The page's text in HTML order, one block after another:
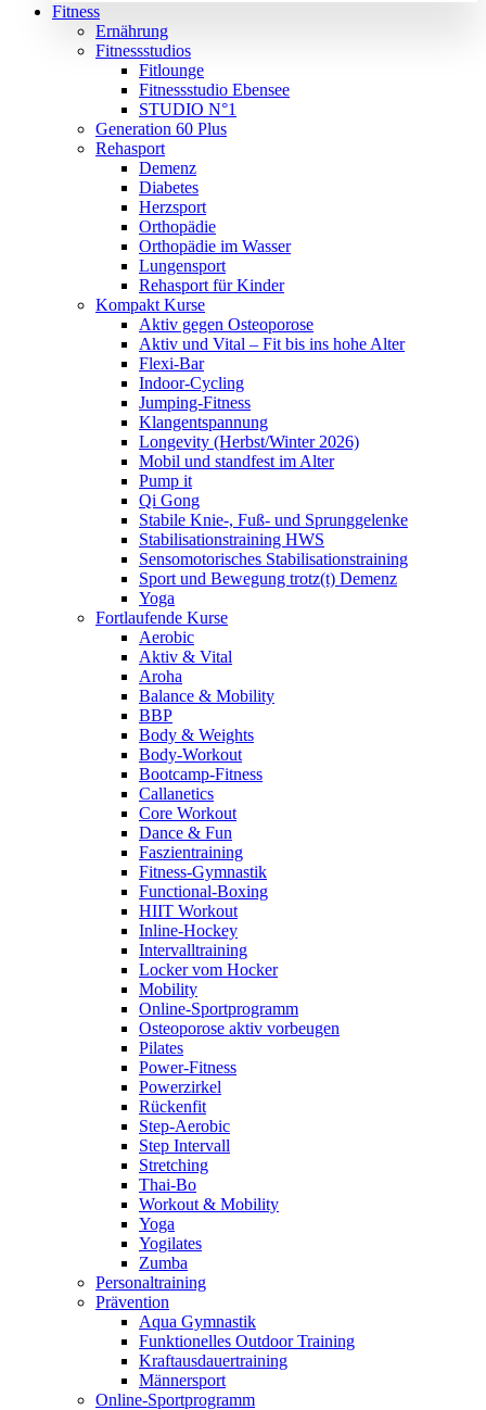
Fitness
Ernährung
Fitnessstudios
Fitlounge
Fitnessstudio Ebensee
STUDIO N°1
Generation 60 Plus
Rehasport
Demenz
Diabetes
Herzsport
Orthopädie
Orthopädie im Wasser
Lungensport
Rehasport für Kinder
Kompakt Kurse
Aktiv gegen Osteoporose
Aktiv und Vital – Fit bis ins hohe Alter
Flexi-Bar
Indoor-Cycling
Jumping-Fitness
Klangentspannung
Longevity (Herbst/Winter 2026)
Mobil und standfest im Alter
Pump it
Qi Gong
Stabile Knie-, Fuß- und Sprunggelenke
Stabilisationstraining HWS
Sensomotorisches Stabilisationstraining
Sport und Bewegung trotz(t) Demenz
Yoga
Fortlaufende Kurse
Aerobic
Aktiv & Vital
Aroha
Balance & Mobility
BBP
Body & Weights
Body-Workout
Bootcamp-Fitness
Callanetics
Core Workout
Dance & Fun
Faszientraining
Fitness-Gymnastik
Functional-Boxing
HIIT Workout
Inline-Hockey
Intervalltraining
Locker vom Hocker
Mobility
Online-Sportprogramm
Osteoporose aktiv vorbeugen
Pilates
Power-Fitness
Powerzirkel
Rückenfit
Step-Aerobic
Step Intervall
Stretching
Thai-Bo
Workout & Mobility
Yoga
Yogilates
Zumba
Personaltraining
Prävention
Aqua Gymnastik
Funktionelles Outdoor Training
Kraftausdauertraining
Männersport
Online-Sportprogramm